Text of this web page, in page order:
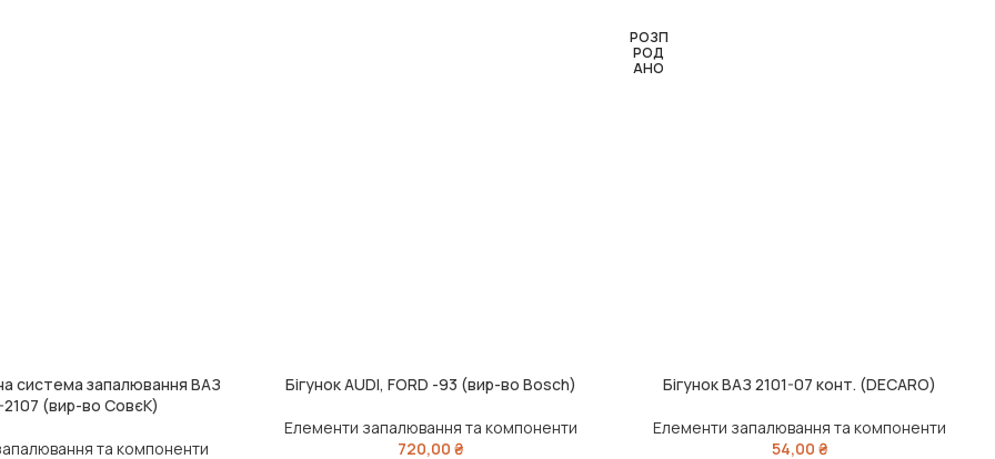
система запалювання ВАЗ
2107 (вир-во СовєК)
та компоненти
ДОДАТИ В КОШИК
Бігунок AUDI, FORD -93 (вир-во Bosch)
Елементи запалювання та компоненти
720,00₴
РОЗП
РОД
АНО
ЧИТАТИ ДАЛІ
Бігунок ВАЗ 2101-07 конт. (DECARO)
Елементи запалювання та компоненти
54,00 ₴